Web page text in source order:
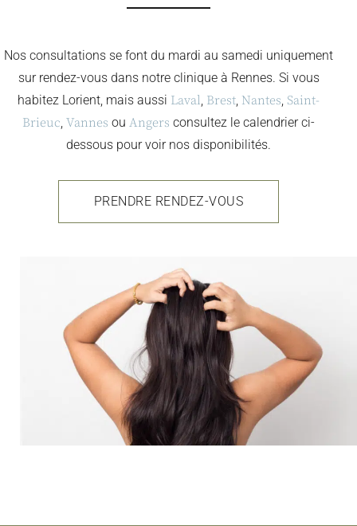
Nos consultations se font du mardi au samedi uniquement
sur rendez-vous dans notre clinique à Rennes. Si vous
habitez Lorient, mais aussi Laval, Brest, Nantes, Saint-
Brieuc, Vannes ou Angers consultez le calendrier ci-
dessous pour voir nos disponibilités.
PRENDRE RENDEZ-VOUS